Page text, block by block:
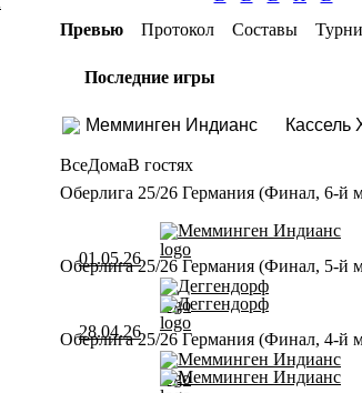
Превью
Протокол Составы
Последние игры
Мемминген Индианс Кассель
ВсеДомаВ гостях
Оберлига 25/26 Германия (Финал, 6-й
01.05.26
Мемминген Индианс
Деггендорф
Оберлига 25/26 Германия (Финал, 5-й
28.04.26
Деггендорф
Мемминген Индианс
Оберлига 25/26 Германия (Финал, 4-й
Мемминген Индианс